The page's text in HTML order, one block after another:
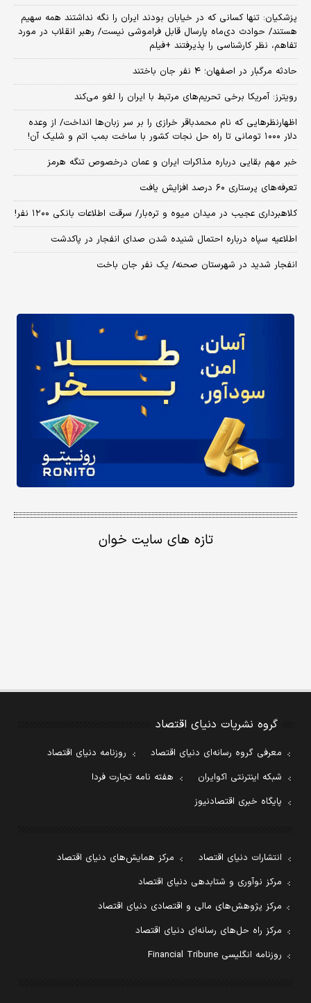
پزشکیان: تنها کسانی که در خیابان بودند ایران را نگه نداشتند همه سهیم
هستند/ حوادث دی‌ماه پارسال قابل فراموشی نیست/ رهبر انقلاب در مورد
تفاهم، نظر کارشناسی را پذیرفتند +فیلم
حادثه مرگبار در اصفهان؛ ۴ نفر جان باختند
رویترز: آمریکا برخی تحریم‌های مرتبط با ایران را لغو می‌کند
اظهارنظرهایی که نام محمدباقر خرازی را بر سر زبان‌ها انداخت/ از وعده
دلار ۱۰۰۰ تومانی تا راه حل نجات کشور با ساخت بمب اتم و شلیک آن!
خبر مهم بقایی درباره مذاکرات ایران و عمان درخصوص تنگه هرمز
تعرفه‌های پرستاری ۶۰ درصد افزایش یافت
کلاهبرداری عجیب در میدان میوه و تره‌بار/ سرقت اطلاعات بانکی ۱۲۰۰ نفر!
اطلاعیه سپاه درباره احتمال شنیده شدن صدای انفجار در پاکدشت
انفجار شدید در شهرستان صحنه/ یک نفر جان باخت
تازه های سایت خوان
گروه نشریات دنیای اقتصاد
معرفی گروه رسانه‌ای دنیای اقتصاد
روزنامه دنیای اقتصاد
شبکه اینترنتی اکوایران
هفته نامه تجارت فردا
پایگاه خبری اقتصادنیوز
انتشارات دنیای اقتصاد
مرکز همایش‌های دنیای اقتصاد
مرکز نوآوری و شتابدهی دنیای اقتصاد
مرکز پژوهش‌های مالی و اقتصادی دنیای اقتصاد
مرکز راه حل‌های رسانه‌ای دنیای اقتصاد
روزنامه انگلیسی Financial Tribune